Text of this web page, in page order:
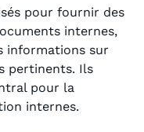
pour fournir des
internes,
informations sur
pertinents. Ils
pour la
internes.